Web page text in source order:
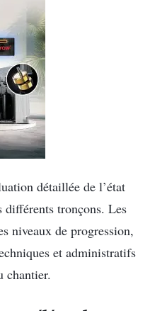
détaillée de l’état
différents tronçons. Les
niveaux de progression,
et administratifs
chantier.